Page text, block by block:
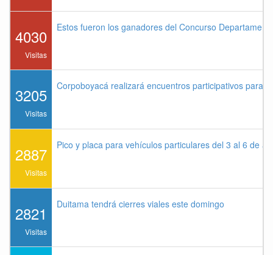
4030
Visitas
Estos fueron los ganadores del Concurso
3205
Visitas
Corpoboyacá realizará encuentros participativos para
2887
Visitas
Pico y placa para vehículos particulares del 3 al 6 de
2821
Visitas
Duitama tendrá cierres viales este domingo